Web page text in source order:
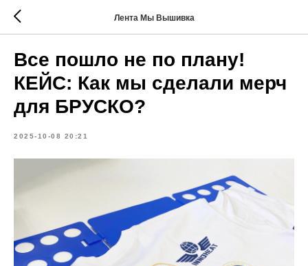
Лента Мы Вышивка
Все пошло не по плану!
КЕЙС: Как мы сделали мерч
для БРУСКО?
2025-10-08 20:21